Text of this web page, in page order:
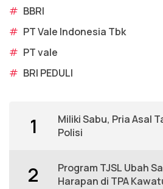
# BBRI
# PT Vale Indonesia Tbk
# PT vale
# BRI PEDULI
1
Miliki Sabu, Pria Asal
Polisi
2
Program TJSL Ubah
Harapan di TPA